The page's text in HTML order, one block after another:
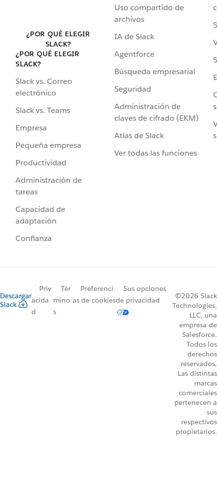
¿POR QUÉ ELEGIR
SLACK?
¿POR QUÉ ELEGIR
SLACK?
Slack vs. Correo
electrónico
Slack vs. Teams
Empresa
Pequeña empresa
Productividad
Administración de
tareas
Capacidad de
adaptación
Confianza
Uso compartido de
archivos
IA de Slack
Agentforce
Búsqueda empresarial
Seguridad
Administración de
claves de cifrado (EKM)
Atlas de Slack
Ver todas las funciones
Descargar
Slack
Priv
acida
d
Tér
mino
s
Preferenci
as de cookies
Sus opciones
de privacidad
©2026 Slack
Technologies,
LLC, una
empresa de
Salesforce.
Todos los
derechos
reservados.
Las distintas
marcas
comerciales
pertenecen a
sus
respectivos
propietarios.